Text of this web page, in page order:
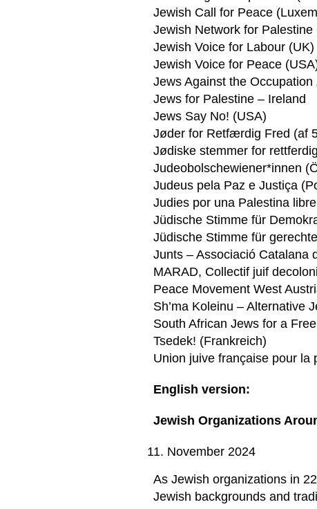
Jewish Call for Peace
Jewish Network for Palestine
Jewish Voice for Labour (UK)
Jewish Voice for Peace
Jews Against the Occupation
Jews for Palestine – Ireland
Jews Say No! (USA)
Jøder for Retfærdig Fred (af
Jødiske stemmer for
Judeobolschewiener*innen
Judeus pela Paz e Justiça
Judies por una Palestina
Jüdische Stimme für
Jüdische Stimme für
Junts – Associació Catalana
MARAD, Collectif juif
Peace Movement West
Sh’ma Koleinu – Alternative
South African Jews for a
Tsedek! (Frankreich)
Union juive française pour la
English version:
Jewish Organizations
November 2024
As Jewish organizations in
Jewish backgrounds and